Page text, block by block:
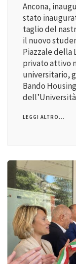
Ancona,
stato
taglio del
il nuovo
Piazzale della
privato attivo
universitario,
Bando
LEGGI ALTRO...